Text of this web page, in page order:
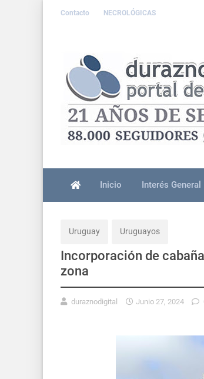
Contacto NECROLÓGICAS
Inicio Interés General
Uruguay Uruguayos
Incorporación de
zona
duraznodigital Junio 27, 2024